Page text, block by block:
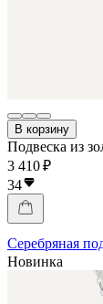
В корзину
Подвеска из
3 410 ₽
34
Серебряная
Новинка